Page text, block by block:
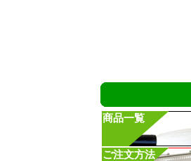
商品一覧
ご注文方法